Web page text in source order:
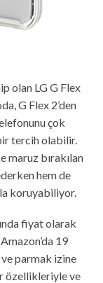
olan LG G Flex
G Flex 2’den
çok
tercih olabilir.
maruz bırakılan
hem de
koruyabiliyor.
fiyat olarak
19
parmak izine
özellikleriyle ve